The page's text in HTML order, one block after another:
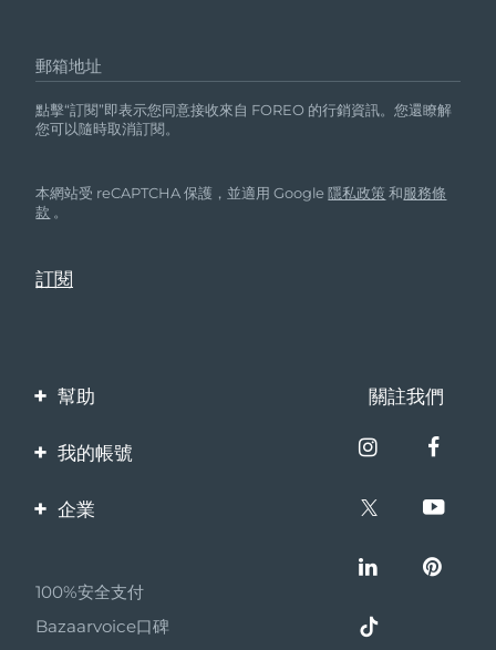
郵箱地址
點擊“訂閱”即表示您同意接收來自 FOREO 的行銷資訊。您還瞭解
您可以隨時取消訂閱。
本網站受 reCAPTCHA 保護，並適用 Google隱私政策 和服務條
款 。
幫助
聯繫我們
保修與退換貨
關註我們
我的帳號
產品註冊
企業
夥伴計畫
聯盟新聞
100%安全支付
Bazaarvoice口碑